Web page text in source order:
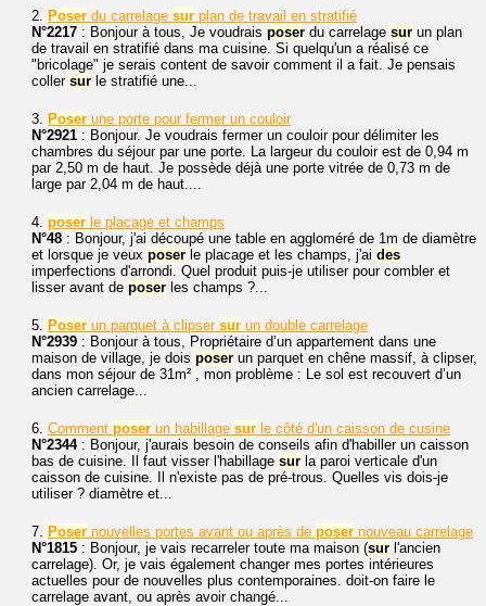
2. Poser du carrelage sur plan de travail en stratifié
N°2217 : Bonjour à tous, Je voudrais poser du carrelage sur un plan
de travail en stratifié dans ma cuisine. Si quelqu'un a réalisé ce
"bricolage" je serais content de savoir comment il a fait. Je pensais
coller sur le stratifié une...
3. Poser une porte pour fermer un couloir
N°2921 : Bonjour. Je voudrais fermer un couloir pour délimiter les
chambres du séjour par une porte. La largeur du couloir est de 0,94 m
par 2,50 m de haut. Je possède déjà une porte vitrée de 0,73 m de
large par 2,04 m de haut....
4. poser le placage et champs
N°48 : Bonjour, j'ai découpé une table en aggloméré de 1m de diamètre
et lorsque je veux poser le placage et les champs, j'ai des
imperfections d'arrondi. Quel produit puis-je utiliser pour combler et
lisser avant de poser les champs ?...
5. Poser un parquet à clipser sur un double carrelage
N°2939 : Bonjour à tous, Propriétaire d’un appartement dans une
maison de village, je dois poser un parquet en chêne massif, à clipser,
dans mon séjour de 31m² , mon problème : Le sol est recouvert d’un
ancien carrelage...
6. Comment poser un habillage sur le côté d'un caisson de cusine
N°2344: Bonjour, j'aurais besoin de conseils afin d'habiller un caisson
bas de cuisine. Il faut visser l'habillage sur la paroi verticale d'un
caisson de cuisine. Il n'existe pas de pré-trous. Quelles vis dois-je
utiliser ? diamètre et...
7. Poser nouvelles portes avant ou après de poser nouveau carrelage
N°1815 : Bonjour, je vais recarreler toute ma maison (sur l'ancien
carrelage). Or, je vais également changer mes portes intérieures
actuelles pour de nouvelles plus contemporaines. doit-on faire le
carrelage avant, ou après avoir changé...